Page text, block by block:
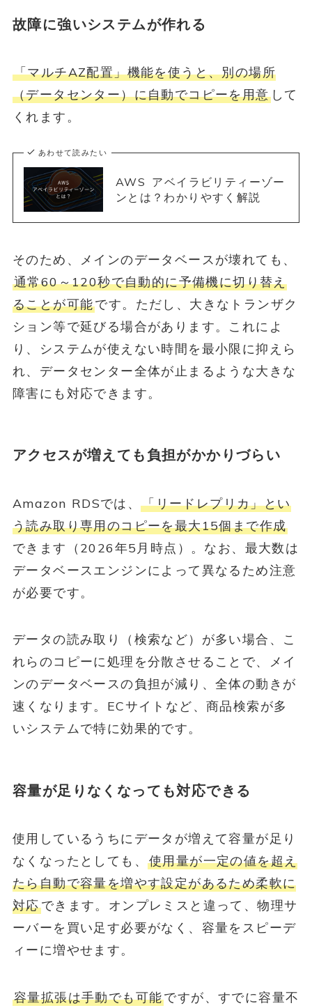
故障に強いシステムが作れる
「マルチAZ配置」機能を使うと、別の場所
（データセンター）に自動でコピーを用意して
くれます。
あわせて読みたい
AWS アベイラビリティーゾー
ンとは？わかりやすく解説
そのため、メインのデータベースが壊れても、
通常60～120秒で自動的に予備機に切り替え
ることが可能です。ただし、大きなトランザク
ション等で延びる場合があります。これによ
り、システムが使えない時間を最小限に抑えら
れ、データセンター全体が止まるような大きな
障害にも対応できます。
アクセスが増えても負担がかかりづらい
Amazon RDSでは、「リードレプリカ」とい
う読み取り専用のコピーを最大15個まで作成
できます（2026年5月時点）。なお、最大数は
データベースエンジンによって異なるため注意
が必要です。
データの読み取り（検索など）が多い場合、こ
れらのコピーに処理を分散させることで、メイ
ンのデータベースの負担が減り、全体の動きが
速くなります。ECサイトなど、商品検索が多
いシステムで特に効果的です。
容量が足りなくなっても対応できる
使用しているうちにデータが増えて容量が足り
なくなったとしても、 使用量が一定の値を超え
たら自動で容量を増やす設定があるため柔軟に
対応できます。オンプレミスと違って、物理サ
ーバーを買い足す必要がなく、容量をスピーデ
ィーに増やせます。
容量拡張は手動でも可能ですが、すでに容量不